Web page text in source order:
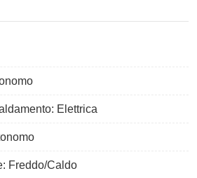
Elettrica
Freddo/Caldo